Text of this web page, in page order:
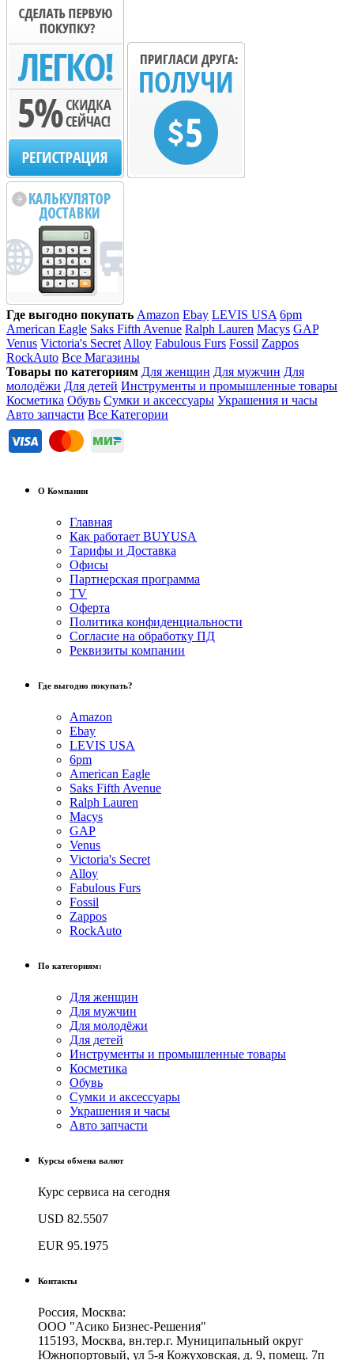
Где выгодно покупать Amazon Ebay LEVIS USA 6pm
American Eagle Saks Fifth Avenue Ralph Lauren Macys GAP
Venus Victoria's Secret Alloy Fabulous Furs Fossil Zappos
RockAuto Все Магазины
Товары по категориям Для женщин Для мужчин Для
молодёжи Для детей Инструменты и промышленные товары
Косметика Обувь Сумки и аксессуары Украшения и часы
Авто запчасти Все Категории
О Компании
Главная
Как работает BUYUSA
Тарифы и Доставка
Офисы
Партнерская программа
TV
Оферта
Политика конфиденциальности
Согласие на обработку ПД
Реквизиты компании
Где выгодно покупать?
Amazon
Ebay
LEVIS USA
6pm
American Eagle
Saks Fifth Avenue
Ralph Lauren
Macys
GAP
Venus
Victoria's Secret
Alloy
Fabulous Furs
Fossil
Zappos
RockAuto
По категориям:
Для женщин
Для мужчин
Для молодёжи
Для детей
Инструменты и промышленные товары
Косметика
Обувь
Сумки и аксессуары
Украшения и часы
Авто запчасти
Курсы обмена валют
Курс сервиса на сегодня
USD 82.5507
EUR 95.1975
Контакты
Россия, Москва:
ООО "Асико Бизнес-Решения"
115193, Москва, вн.тер.г. Муниципальный округ
Южнопортовый, ул 5-я Кожуховская, д. 9, помещ. 7п